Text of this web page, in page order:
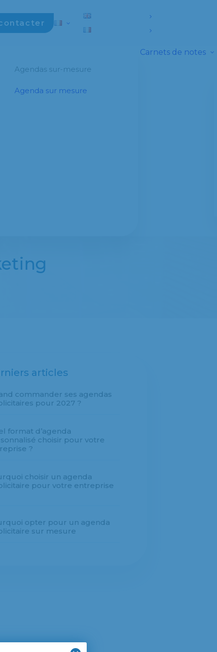
Agendas sur-mesure
Agenda sur mesure
Carnets de notes
articles
commander ses agendas
pour 2027 ?
format d’agenda
choisir pour votre
?
choisir un agenda
pour votre entreprise
opter pour un agenda
sur mesure